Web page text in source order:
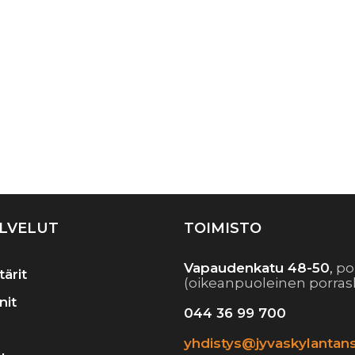
TOIMISTO
Vapaudenkatu 48-50,
(oikeanpuoleinen
044 36 99 700